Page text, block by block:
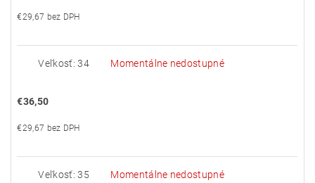
€29,67 bez DPH
Veľkosť: 34 Momentálne nedostupné
€36,50
€29,67 bez DPH
Veľkosť: 35 Momentálne nedostupné